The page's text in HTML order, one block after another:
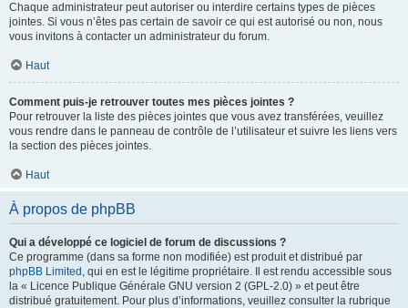
Chaque administrateur peut autoriser ou interdire certains types de pièces
jointes. Si vous n’êtes pas certain de savoir ce qui est autorisé ou non, nous
vous invitons à contacter un administrateur du forum.
Haut
Comment puis-je retrouver toutes mes pièces jointes ?
Pour retrouver la liste des pièces jointes que vous avez transférées, veuillez
vous rendre dans le panneau de contrôle de l’utilisateur et suivre les liens vers
la section des pièces jointes.
Haut
À propos de phpBB
Qui a développé ce logiciel de forum de discussions ?
Ce programme (dans sa forme non modifiée) est produit et distribué par
phpBB Limited , qui en est le légitime propriétaire. Il est rendu accessible sous
la « Licence Publique Générale GNU version 2 (GPL-2.0) » et peut être
distribué gratuitement. Pour plus d’informations, veuillez consulter la rubrique